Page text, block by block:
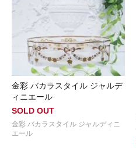
金彩 バカラスタイル ジャルデ
ィニエール
SOLD OUT
金彩 バカラスタイル ジャルディニ
エール